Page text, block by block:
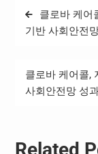
명 경시를 조장하
사건, 사고 피해자
글
탐
클로바 케어
기반 사회안전
클로바 케어콜,
사회안전망 성
Related